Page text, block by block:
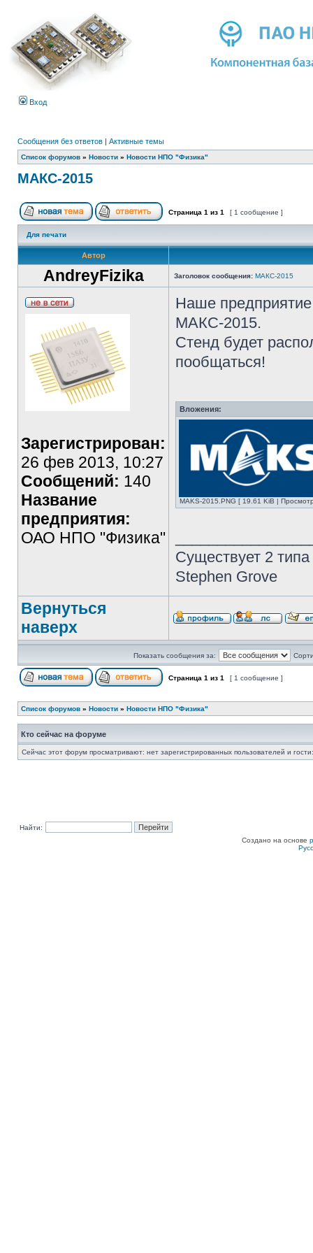
Вход
Сообщения без ответов | Активные темы
Список форумов » Новости » Новости НПО "Физика"
МАКС-2015
Страница 1 из 1 [ 1 сообщение ]
Для печати
Автор
AndreyFizika Заголовок сообщения: МАКС-2015
Зарегистрирован:
26 фев 2013, 10:27
Сообщений: 140
Название
предприятия:
ОАО НПО "Физика"
Наше
МАКС-2015.
Стенд будет
пообщаться!
Вложения:
MAKS-2015.PNG [ 19.61 KiB |
Существует 2
Stephen Grove
Вернуться
наверх
Показать сообщения за:
Страница 1 из 1 [ 1 сообщение ]
Список форумов » Новости » Новости НПО "Физика"
Кто сейчас на форуме
Сейчас этот форум просматривают: нет зарегистрированных пользователей и
Найти:
Создано на основе